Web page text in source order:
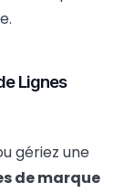
Lignes
gériez une
de marque